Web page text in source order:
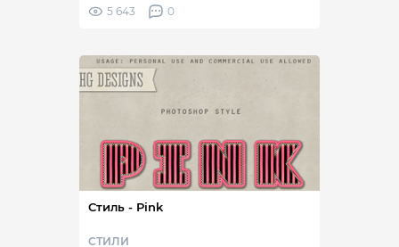
5 643
0
Стиль - Pink
СТИЛИ